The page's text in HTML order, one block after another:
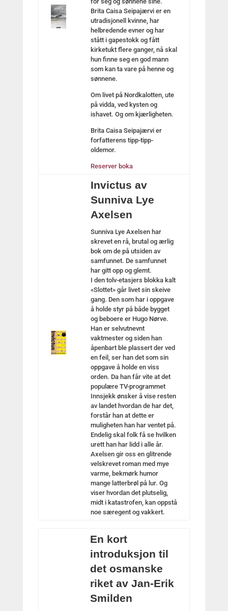
Brita Caisa Seipajærvi er en
utradisjonell kvinne, har
helbredende evner og har
stått i gapestokk og fått
kirketukt flere ganger, nå skal
hun finne seg en god mann
som kan ta vare på henne og
sønnene.
Om livet på Nordkalotten, ute
på vidda, ved kysten og
ishavet. Og om kjærligheten.
Brita Caisa Seipajærvi er
forfatterens tipp-tipp-
oldemor.
Reserver boka
Invictus av
Sunniva Lye
Axelsen
Sunniva Lye Axelsen har
skrevet en rå, brutal og ærlig
bok om de på utsiden av
samfunnet. De samfunnet
har gitt opp og glemt.
I den tolv-etasjers blokka kalt
«Slottet» går livet sin skeive
gang. Den som har i oppgave
å holde styr på både bygget
og beboere er Hugo Nørve.
Han er selvutnevnt
vaktmester og siden han
åpenbart ble plassert der ved
en feil, ser han det som sin
oppgave å holde en viss
orden. Da han får vite at det
populære TV-programmet
Innsjekk ønsker å vise resten
av landet hvordan de har det,
forstår han at dette er
muligheten han har ventet på.
Endelig skal folk få se hvilken
urett han har lidd i alle år.
Axelsen gir oss en glitrende
velskrevet roman med mye
varme, bekmørk humor
mange latterbrøl på lur. Og
viser hvordan det plutselig,
midt i katastrofen, kan oppstå
noe særegent og vakkert.
En kort
introduksjon til
det osmanske
riket av Jan-Erik
Smilden